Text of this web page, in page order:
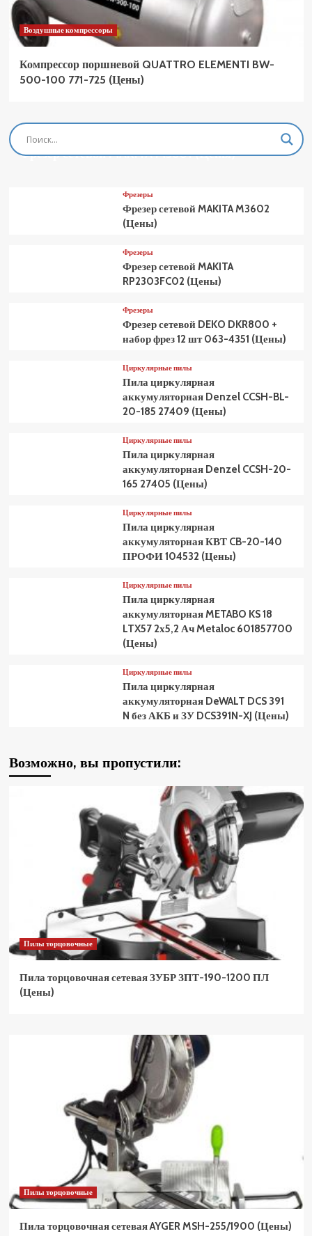
Воздушные компрессоры
Компрессор поршневой QUATTRO ELEMENTI BW-
500-100 771-725 (Цены)
Фрезеры
Фрезер сетевой MAKITA M3601 (Цены)
Фрезеры
Фрезер сетевой MAKITA M3602
(Цены)
Фрезеры
Фрезер сетевой MAKITA
RP2303FC02 (Цены)
Фрезеры
Фрезер сетевой DEKO DKR800 +
набор фрез 12 шт 063-4351 (Цены)
Циркулярные пилы
Пила циркулярная
аккумуляторная Denzel CCSH-BL-
20-185 27409 (Цены)
Циркулярные пилы
Пила циркулярная
аккумуляторная Denzel CCSH-20-
165 27405 (Цены)
Циркулярные пилы
Пила циркулярная
аккумуляторная КВТ CB-20-140
ПРОФИ 104532 (Цены)
Циркулярные пилы
Пила циркулярная
аккумуляторная METABO KS 18
LTX57 2х5,2 Ач Metaloc 601857700
(Цены)
Циркулярные пилы
Пила циркулярная
аккумуляторная DeWALT DCS 391
N без АКБ и ЗУ DCS391N-XJ (Цены)
Возможно, вы пропустили:
Пилы торцовочные
Пила торцовочная сетевая ЗУБР ЗПТ-190-1200 ПЛ
(Цены)
Пилы торцовочные
Пила торцовочная сетевая AYGER MSH-255/1900 (Цены)